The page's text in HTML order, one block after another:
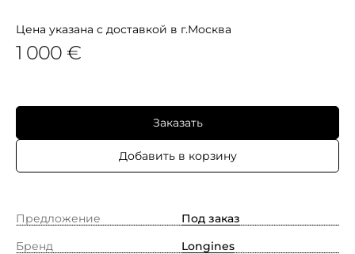
Цена указана с доставкой в г.Москва
1 000 €
Заказать
Добавить в корзину
Предложение
Под заказ
Бренд
Longines